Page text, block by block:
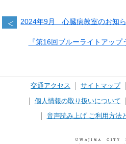
2024年9月 心臓病教室のお知
『第16回ブルーライトアップ
交通アクセス サイトマップ
個人情報の取り扱いについて
音声読み上げ ご利用方法